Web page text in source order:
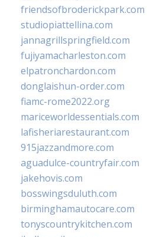
friendsofbroderickpark.com
studiopiattellina.com
jannagrillspringfield.com
fujiyamacharleston.com
elpatronchardon.com
donglaishun-order.com
fiamc-rome2022.org
mariceworldessentials.com
lafisheriarestaurant.com
915jazzandmore.com
aguadulce-countryfair.com
jakehovis.com
bosswingsduluth.com
birminghamautocare.com
tonyscountrykitchen.com